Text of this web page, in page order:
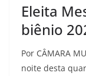
Eleita
biênio
Por CÂMARA
noite desta